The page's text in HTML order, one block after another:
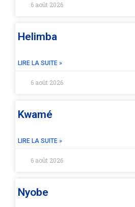
6 août 2026
Helimba
LIRE LA SUITE »
6 août 2026
Kwamé
LIRE LA SUITE »
6 août 2026
Nyobe